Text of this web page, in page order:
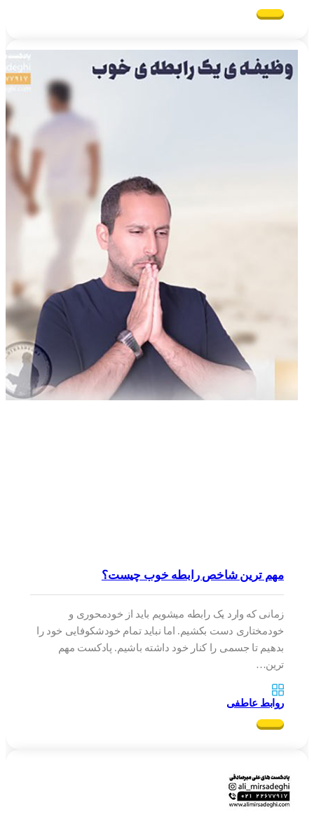
مهم ترین شاخص رابطه خوب چیست؟
زمانی که وارد یک رابطه میشویم باید از خودمحوری و
خودمختاری دست بکشیم. اما نباید تمام خودشکوفایی خود را
بدهیم تا جسمی را کنار خود داشته باشیم. پادکست مهم
ترین…
روابط عاطفی